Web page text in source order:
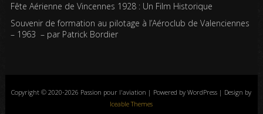
Fête Aérienne de Vincennes 1928 : Un Film Historique
Souvenir de formation au pilotage à l’Aéroclub de Valenciennes
– 1963 – par Patrick Bordier
Copyright © 2020-2026 Passion pour l'aviation | Powered by WordPress | Design by
Iceable Themes